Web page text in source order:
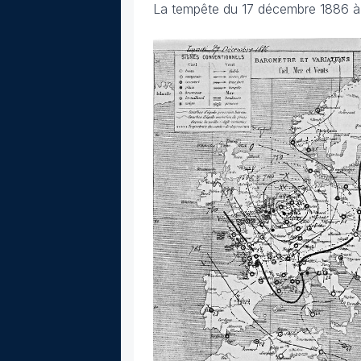
La tempête du 17 décembre 1886